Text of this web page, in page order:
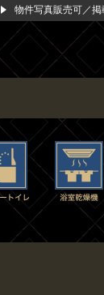
物件写真販売可／